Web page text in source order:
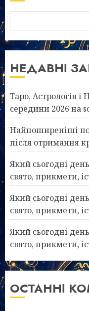
НЕДАВНІ
Таро, Астрологія
середини 2026 на
Найпоширеніші
після отримання
Який сьогодні
свято, прикмети,
Який сьогодні
свято, прикмети,
Який сьогодні
свято, прикмети,
ОСТАННІ